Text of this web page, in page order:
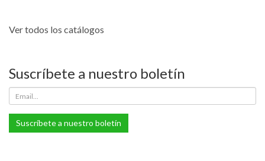
Ver todos los catálogos
Suscríbete a nuestro boletín
Suscríbete a nuestro boletín